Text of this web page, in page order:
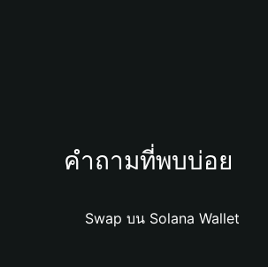
คำถามที่พบบ่อย
Swap บน Solana Wallet